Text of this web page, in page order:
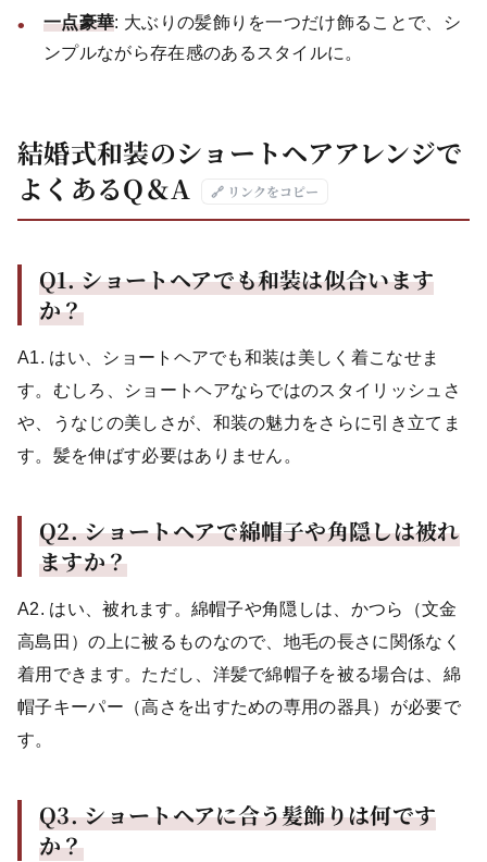
一点豪華: 大ぶりの髪飾りを一つだけ飾ることで、シ
ンプルながら存在感のあるスタイルに。
結婚式和装のショートヘアアレンジで
よくあるQ＆A
🔗 リンクをコピー
Q1.ショートヘアでも和装は似合います
か？
A1. はい、ショートヘアでも和装は美しく着こなせま
す。むしろ、ショートヘアならではのスタイリッシュさ
や、うなじの美しさが、和装の魅力をさらに引き立てま
す。髪を伸ばす必要はありません。
Q2.ショートヘアで綿帽子や角隠しは被れ
ますか？
A2. はい、被れます。綿帽子や角隠しは、かつら（文金
高島田）の上に被るものなので、地毛の長さに関係なく
着用できます。ただし、洋髪で綿帽子を被る場合は、綿
帽子キーパー（高さを出すための専用の器具）が必要で
す。
Q3.ショートヘアに合う髪飾りは何です
か？